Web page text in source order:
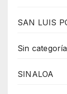
SAN LUIS
Sin categoría
SINALOA